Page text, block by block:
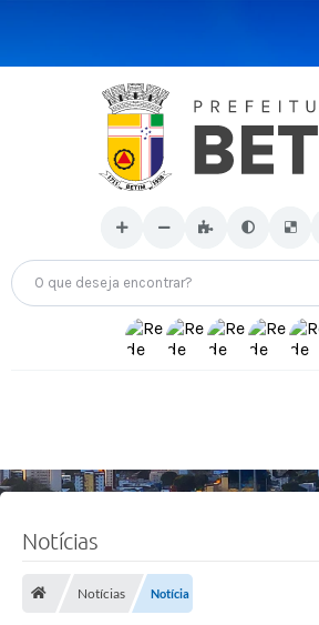
O que deseja encontrar?
Notícias
Notícias Notícia